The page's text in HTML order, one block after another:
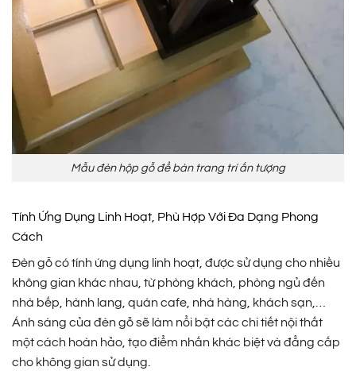
Mẫu đèn hộp gỗ để bàn trang trí ấn tượng
Tính Ứng Dụng Linh Hoạt, Phù Hợp Với Đa Dạng Phong
Cách
Đèn gỗ có tính ứng dụng linh hoạt, được sử dụng cho nhiều
không gian khác nhau, từ phòng khách, phòng ngủ đến
nhà bếp, hành lang, quán cafe, nhà hàng, khách sạn,…
Ánh sáng của đèn gỗ sẽ làm nổi bật các chi tiết nội thất
một cách hoàn hảo, tạo điểm nhấn khác biệt và đẳng cấp
cho không gian sử dụng.